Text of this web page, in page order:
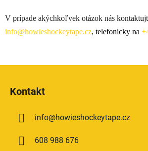
V prípade akýchkoľvek otázok nás
info@howieshockeytape.cz, telefonicky na
Kontakt
info@howieshockeytape.cz
608 988 676